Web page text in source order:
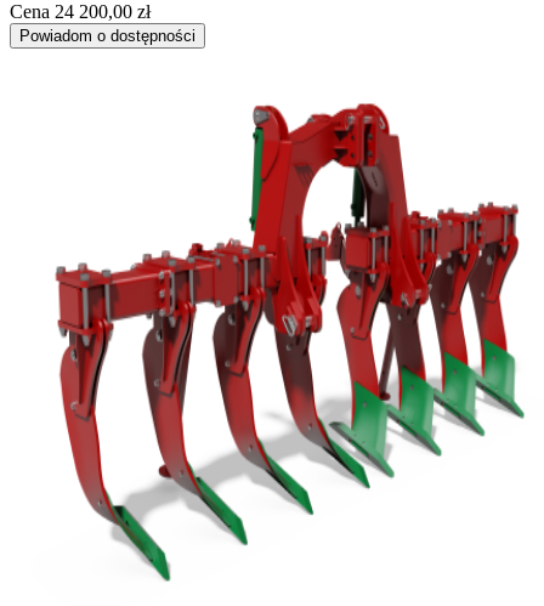
Cena 24 200,00 zł
Powiadom o dostępności